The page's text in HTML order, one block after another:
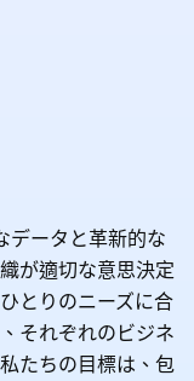
ータと革新的な
が適切な意思決定
とりのニーズに合
それぞれのビジネ
たちの目標は、包